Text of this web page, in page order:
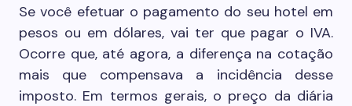
Se você efetuar o pagamento do seu hotel em
pesos ou em dólares, vai ter que pagar o IVA.
Ocorre que, até agora, a diferença na cotação
mais que compensava a incidência desse
imposto. Em termos gerais, o preço da diária